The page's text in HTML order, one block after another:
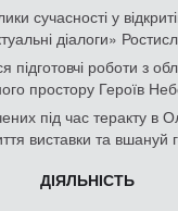
сучасності у
діалоги»
підготовчі роботи з
простору Героїв
під час теракту в
виставки та вшануй
ДІЯЛЬНІСТЬ